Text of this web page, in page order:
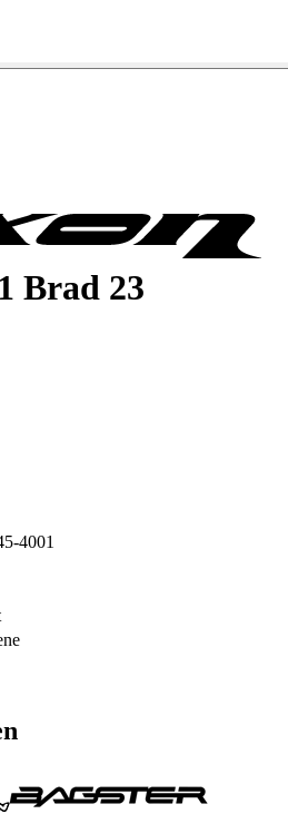
Brad 23
4001